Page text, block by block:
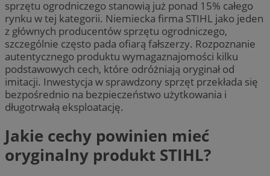
sprzętu ogrodniczego stanowią już ponad 15% całego
rynku w tej kategorii. Niemiecka firma STIHL jako jeden
z głównych producentów sprzętu ogrodniczego,
szczególnie często pada ofiarą fałszerzy. Rozpoznanie
autentycznego produktu wymagaznajomości kilku
podstawowych cech, które odróżniają oryginał od
imitacji. Inwestycja w sprawdzony sprzęt przekłada się
bezpośrednio na bezpieczeństwo użytkowania i
długotrwałą eksploatację.
Jakie cechy powinien mieć
oryginalny produkt STIHL?